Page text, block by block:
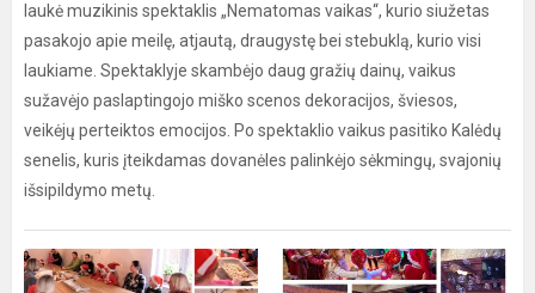
laukė muzikinis spektaklis „Nematomas vaikas“, kurio siužetas
pasakojo apie meilę, atjautą, draugystę bei stebuklą, kurio visi
laukiame. Spektaklyje skambėjo daug gražių dainų, vaikus
sužavėjo paslaptingojo miško scenos dekoracijos, šviesos,
veikėjų perteiktos emocijos. Po spektaklio vaikus pasitiko Kalėdų
senelis, kuris įteikdamas dovanėles palinkėjo sėkmingų, svajonių
išsipildymo metų.